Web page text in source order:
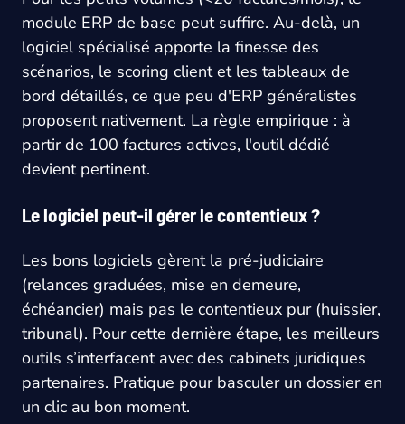
module ERP de base peut suffire. Au-delà, un
logiciel spécialisé apporte la finesse des
scénarios, le scoring client et les tableaux de
bord détaillés, ce que peu d'ERP généralistes
proposent nativement. La règle empirique : à
partir de 100 factures actives, l'outil dédié
devient pertinent.
Le logiciel peut-il gérer le contentieux ?
Les bons logiciels gèrent la pré-judiciaire
(relances graduées, mise en demeure,
échéancier) mais pas le contentieux pur (huissier,
tribunal). Pour cette dernière étape, les meilleurs
outils s’interfacent avec des cabinets juridiques
partenaires. Pratique pour basculer un dossier en
un clic au bon moment.